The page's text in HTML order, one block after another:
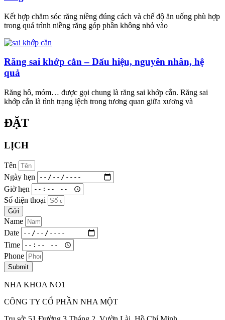
Kết hợp chăm sóc răng niềng đúng cách và chế độ ăn uống phù hợp
trong quá trình niềng răng góp phần không nhỏ vào
Răng sai khớp cắn – Dấu hiệu, nguyên nhân, hệ
quả
Răng hô, móm… được gọi chung là răng sai khớp cắn. Răng sai
khớp cắn là tình trạng lệch trong tương quan giữa xương và
ĐẶT
LỊCH
Tên
Ngày hẹn
Giờ hẹn
Số điện thoại
Gửi
Name
Date
Time
Phone
Submit
NHA KHOA NO1
CÔNG TY CỔ PHẦN NHA MỘT